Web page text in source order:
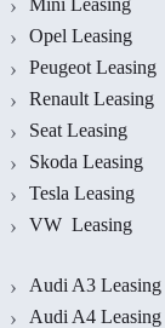
Opel Leasing
Peugeot Leasing
Renault Leasing
Seat Leasing
Skoda Leasing
Tesla Leasing
VW Leasing
Audi A3 Leasing
Audi A4 Leasing